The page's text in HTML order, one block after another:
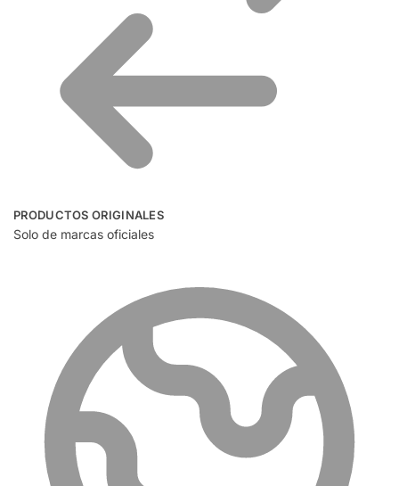
PRODUCTOS ORIGINALES
Solo de marcas oficiales